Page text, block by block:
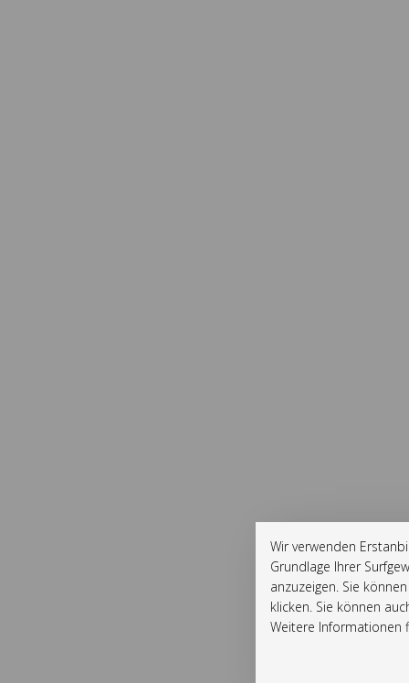
Wir verwenden
Grundlage Ihrer
anzuzeigen. Sie
klicken. Sie können
Weitere Informationen